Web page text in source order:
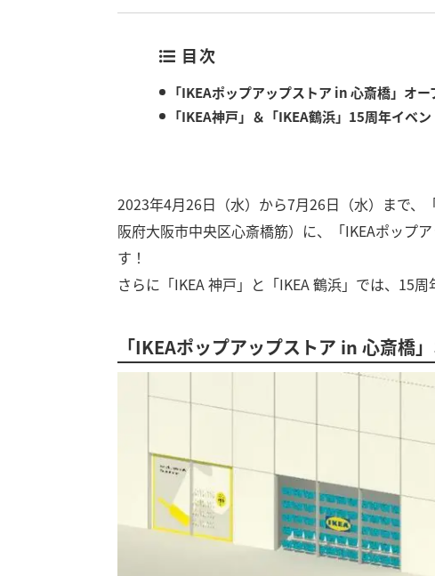
目次
「IKEAポップアップストア in 心斎橋」オー
「IKEA神戸」＆「IKEA鶴浜」15周年イベン
2023年4月26日（水）から7月26日（水）まで、
阪府大阪市中央区心斎橋筋）に、「IKEAポップ
す！
さらに「IKEA 神戸」と「IKEA 鶴浜」では、15
「IKEAポップアップストア in 心斎橋